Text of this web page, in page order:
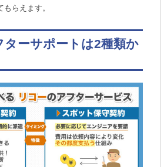
らえます。
ターサポートは2種類か